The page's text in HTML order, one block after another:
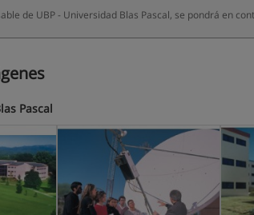
de UBP - Universidad Blas Pascal, se pondrá en
Pascal